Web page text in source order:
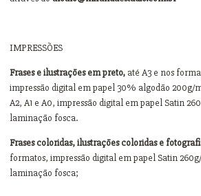
IMPRESSÕES
Frases e ilustrações em preto,até A3 e nos
impressão digital em papel 30% algodão 200g/
A2, A1 e A0, impressão digital em papel Satin
laminação fosca.
Frases coloridas, ilustrações coloridas e
formatos, impressão digital em papel Satin
laminação fosca;